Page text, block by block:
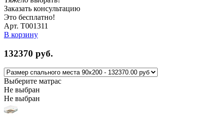
Заказать консультацию
Это бесплатно!
Арт. Т001311
В корзину
132370 руб.
Выберите матрас
Не выбран
Не выбран